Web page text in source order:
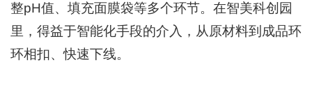
整pH值、填充面膜袋等多个环节。在智美科创园
里，得益于智能化手段的介入，从原材料到成品环
环相扣、快速下线。